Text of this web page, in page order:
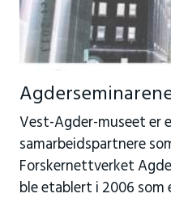
Vest-Agder-museet er
samarbeidspartnere
Forskernettverket
ble etablert i 2006